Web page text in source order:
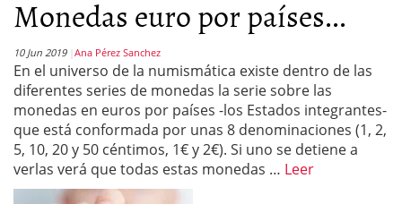
Monedas euro por países...
10 Jun 2019 Ana Pérez Sanchez
En el universo de la numismática existe dentro de las
diferentes series de monedas la serie sobre las
monedas en euros por países -los Estados integrantes-
que está conformada por unas 8 denominaciones (1, 2,
5, 10, 20 y 50 céntimos, 1€ y 2€). Si uno se detiene a
verlas verá que todas estas monedas … Leer